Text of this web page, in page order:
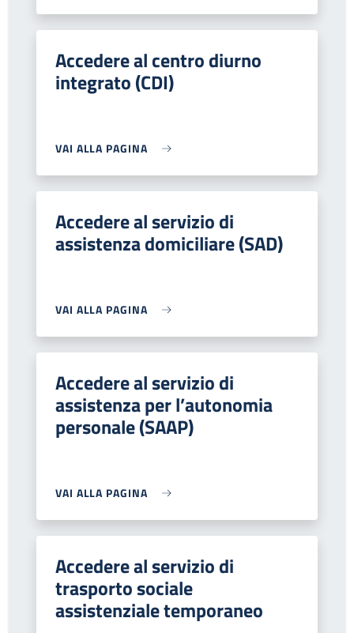
Accedere al centro diurno
integrato (CDI)
VAI ALLA PAGINA
Accedere al servizio di
assistenza domiciliare (SAD)
VAI ALLA PAGINA
Accedere al servizio di
assistenza per l’autonomia
personale (SAAP)
VAI ALLA PAGINA
Accedere al servizio di
trasporto sociale
assistenziale temporaneo